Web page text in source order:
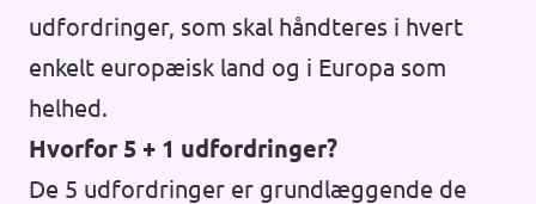
udfordringer, som skal håndteres i hvert
enkelt europæisk land og i Europa som
helhed.
Hvorfor 5 + 1 udfordringer?
De 5 udfordringer er grundlæggende de